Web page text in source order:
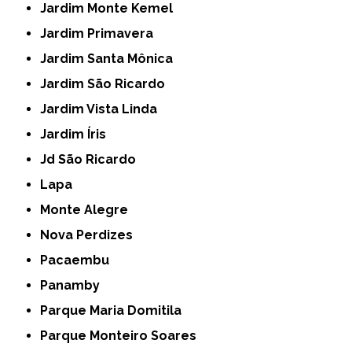
Jardim Monte Kemel
Jardim Primavera
Jardim Santa Mônica
Jardim São Ricardo
Jardim Vista Linda
Jardim Íris
Jd São Ricardo
Lapa
Monte Alegre
Nova Perdizes
Pacaembu
Panamby
Parque Maria Domitila
Parque Monteiro Soares